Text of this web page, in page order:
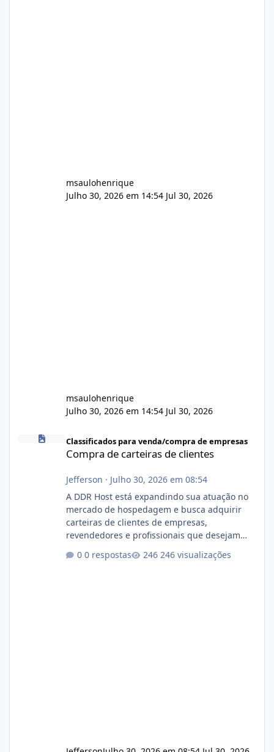
msaulohenrique
Julho 30, 2026 em 14:54 Jul 30, 2026
msaulohenrique
Julho 30, 2026 em 14:54 Jul 30, 2026
Compra de carteiras de clientes
Classificados para venda/compra de empresas
Compra de carteiras de clientes
Jefferson · Julho 30, 2026 em 08:54
A DDR Host está expandindo sua atuação no
mercado de hospedagem e busca adquirir
carteiras de clientes de empresas,
revendedores e profissionais que desejam
operação. Se você possui clientes ativos de
0 respostas 246 visualizações